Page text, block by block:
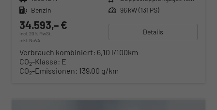
Kraftstoff Benzin Leistung 96 kW (131 PS)
34.593,– €
incl. 20% MwSt.
inkl. NoVA
Details
Verbrauch kombiniert: 6,10 l/100km
CO2-Klasse: E
CO2-Emissionen: 139,00 g/km